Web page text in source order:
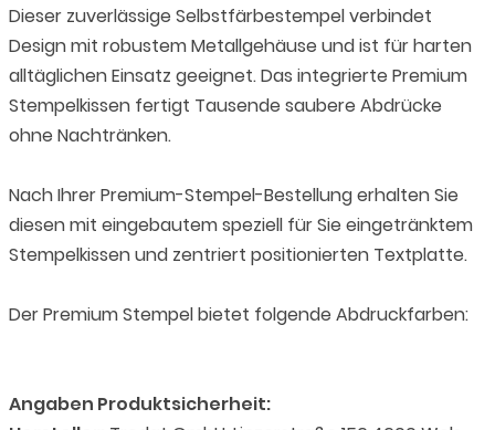
Dieser zuverlässige Selbstfärbestempel verbindet
Design mit robustem Metallgehäuse und ist für harten
alltäglichen Einsatz geeignet. Das integrierte Premium
Stempelkissen fertigt Tausende saubere Abdrücke
ohne Nachtränken.
Nach Ihrer Premium-Stempel-Bestellung erhalten Sie
diesen mit eingebautem speziell für Sie eingetränktem
Stempelkissen und zentriert positionierten Textplatte.
Der Premium Stempel bietet folgende Abdruckfarben:
Angaben Produktsicherheit: